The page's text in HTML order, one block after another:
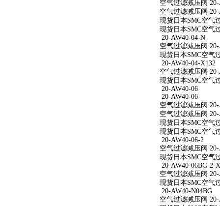
空气过滤减压阀 20-
空气过滤减压阀 20-
现货日本SMC空气
现货日本SMC空气
20-AW40-04-N
空气过滤减压阀
现货日本SMC空气
20-AW40-04-X132
空气过滤减压阀
现货日本SMC空气
20-AW40-06
20-AW40-06
空气过滤减压阀 20-
空气过滤减压阀 20-
现货日本SMC空气
现货日本SMC空气
20-AW40-06-2
空气过滤减压阀
现货日本SMC空气
20-AW40-06BG-2-
空气过滤减压阀
现货日本SMC空气
20-AW40-N04BG
空气过滤减压阀